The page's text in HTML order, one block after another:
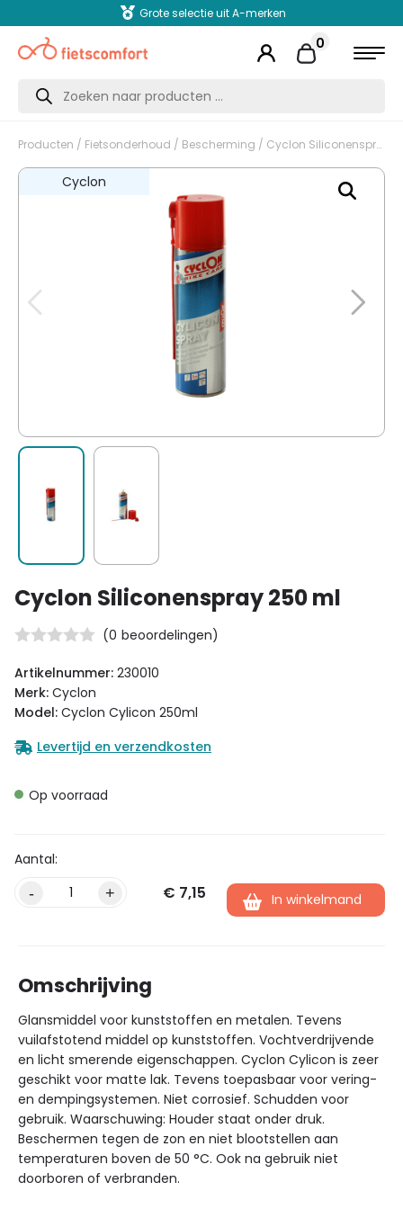
Grote selectie uit A-merken
0
Producten
zoeken
Producten / Fietsonderhoud / Bescherming / Cyclon Siliconenspray 250 ml
Cyclon
Cyclon Siliconenspray 250 ml
(0 beoordelingen)
Artikelnummer: 230010
Merk: Cyclon
Model: Cyclon Cylicon 250ml
Levertijd en verzendkosten
Op voorraad
- + € 7,15 In winkelmand
Alternative:
Omschrijving
Glansmiddel voor kunststoffen en metalen. Tevens
vuilafstotend middel op kunststoffen. Vochtverdrijvende
en licht smerende eigenschappen. Cyclon Cylicon is zeer
geschikt voor matte lak. Tevens toepasbaar voor vering-
en dempingsystemen. Niet corrosief. Schudden voor
gebruik. Waarschuwing: Houder staat onder druk.
Beschermen tegen de zon en niet blootstellen aan
temperaturen boven de 50 °C. Ook na gebruik niet
doorboren of verbranden.